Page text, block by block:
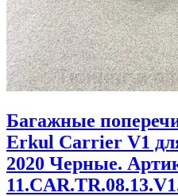
Багажные
Erkul Carrier V1
2020 Черные.